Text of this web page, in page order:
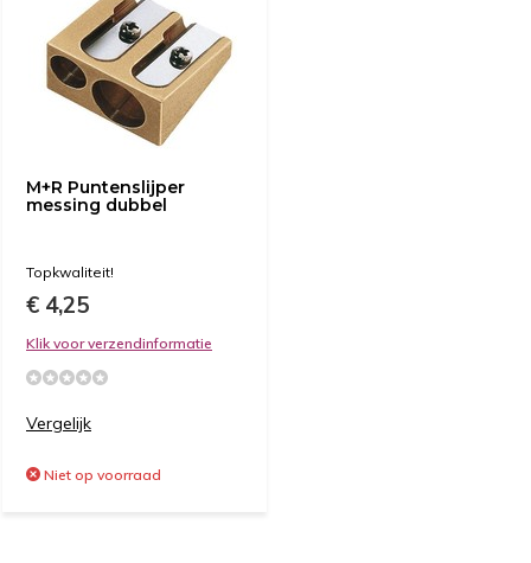
M+R Puntenslijper
messing dubbel
Topkwaliteit!
€ 4,25
Klik voor verzendinformatie
Vergelijk
Niet op voorraad